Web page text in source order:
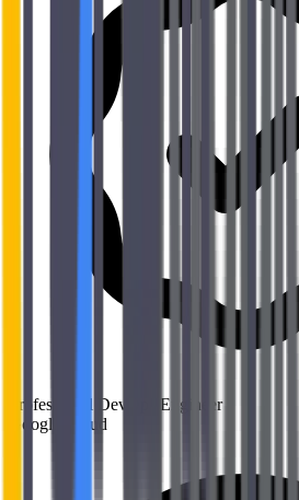
Professional DevOps Engineer
Google Cloud